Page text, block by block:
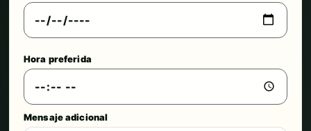
Hora preferida
Mensaje adicional